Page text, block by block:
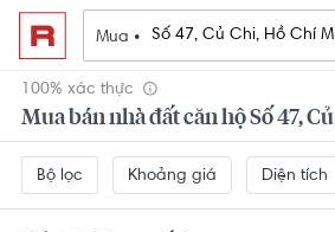
Mua •
100% xác thực
Bộ lọc Khoảng giá Diện tích